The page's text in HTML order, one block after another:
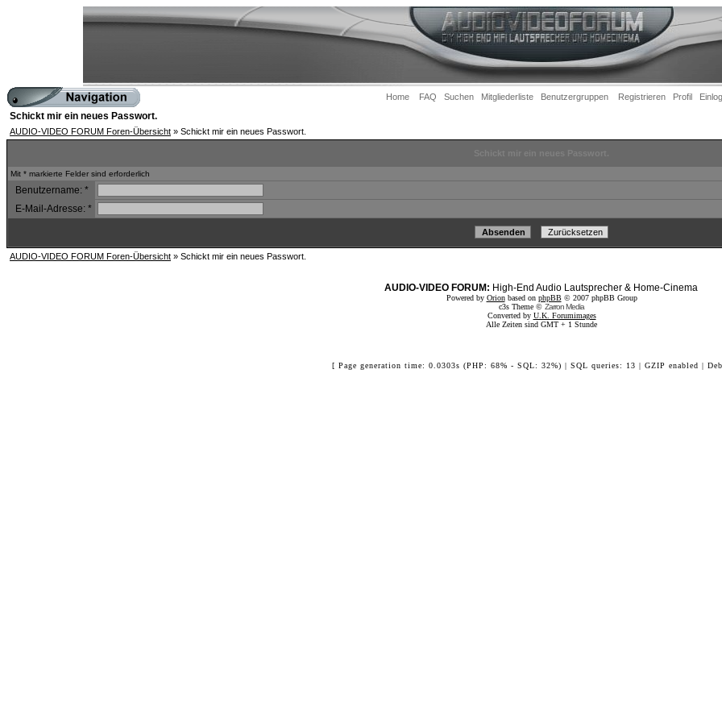
Home FAQ Suchen Mitgliederliste Benutzergruppen Registrieren Profil
Schickt mir ein neues Passwort.
AUDIO-VIDEO FORUM Foren-Übersicht » Schickt mir ein neues Passwort.
Mit * markierte Felder sind erforderlich
Benutzername: *
E-Mail-Adresse: *
AUDIO-VIDEO FORUM Foren-Übersicht » Schickt mir ein neues Passwort.
AUDIO-VIDEO FORUM: High-End Audio Lautsprecher & Home-Cinema
Powered by Orionbased on phpBB© 2007 phpBB Group
c3s Theme © Zarron Media
Converted by U.K. Forumimages
Alle Zeiten sind GMT + 1 Stunde
[ Page generation time: 0.0303s (PHP: 68% - SQL: 32%) | SQL queries: 13 | GZIP enabled |